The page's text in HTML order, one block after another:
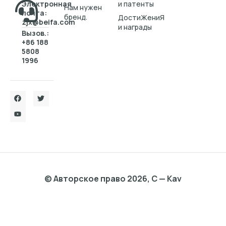
Электронная
почта:
zjx@beifa.com
Вызов.:
+86 188
5808
1996
Нам нужен
бренд.
и патенты
ДостиЖениЯ
и награды
© Авторское право 2026, C — Kav